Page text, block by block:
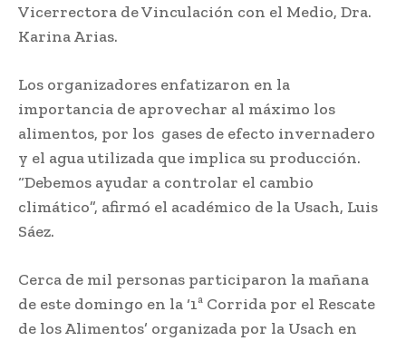
Vicerrectora de Vinculación con el Medio, Dra.
Karina Arias.
Los organizadores enfatizaron en la
importancia de aprovechar al máximo los
alimentos, por los gases de efecto invernadero
y el agua utilizada que implica su producción.
“Debemos ayudar a controlar el cambio
climático”, afirmó el académico de la Usach, Luis
Sáez.
Cerca de mil personas participaron la mañana
de este domingo en la ‘1ª Corrida por el Rescate
de los Alimentos’ organizada por la Usach en